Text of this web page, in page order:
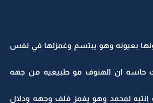
بعيونه وهو يبتسم وغمزلها في نفس
حاسه ان الهنوف مو طبيعيه من جهه
انتبه لمحمد وهو يغمز فلف وجهه ودلال